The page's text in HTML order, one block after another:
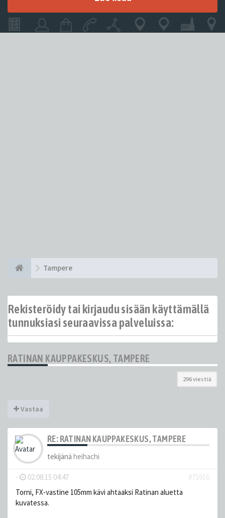
Tampere
Rekisteröidy tai kirjaudu sisään käyttämällä
tunnuksiasi seuraavissa palveluissa:
RATINAN KAUPPAKESKUS, TAMPERE
296 viestiä
Vastaa
RE: RATINAN KAUPPAKESKUS, TAMPERE
tekijänä heihachi
- 02.08.15 04:47
#75916
Torni, FX-vastine 105mm kävi ahtaaksi Ratinan aluetta
kuvatessa.